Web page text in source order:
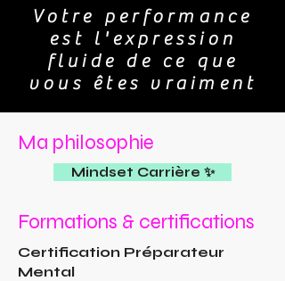
Votre performance
est l'expression
fluide de ce que
vous êtes vraiment
Ma philosophie
Mindset Carrière ✨
Formations & certifications
Certification Préparateur
Mental